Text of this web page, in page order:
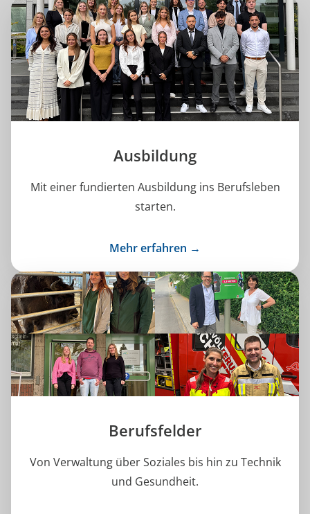
Ausbildung
Mit einer fundierten Ausbildung ins Berufsleben
starten.
Mehr erfahren →
Berufsfelder
Von Verwaltung über Soziales bis hin zu Technik
und Gesundheit.